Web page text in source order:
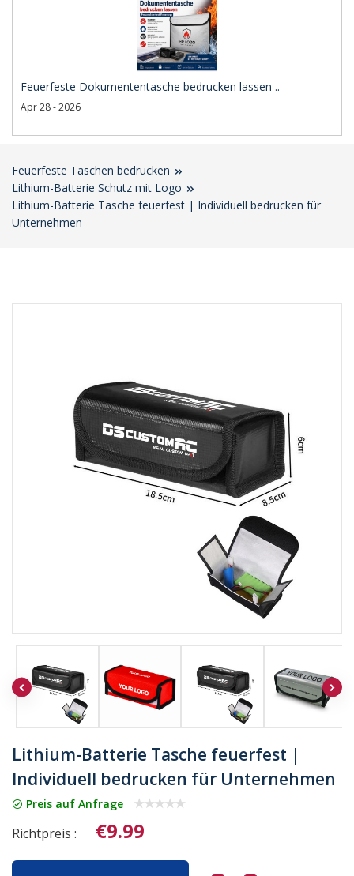
Feuerfeste Dokumententasche bedrucken lassen ..
Apr 28 - 2026
Feuerfeste Taschen bedrucken
Lithium-Batterie Schutz mit Logo
Lithium-Batterie Tasche feuerfest | Individuell bedrucken für
Unternehmen
Lithium-Batterie Tasche feuerfest |
Individuell bedrucken für Unternehmen
Preis auf Anfrage
Richtpreis : €9.99